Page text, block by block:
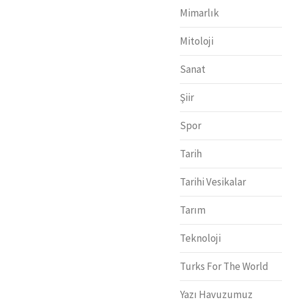
Mimarlık
Mitoloji
Sanat
Şiir
Spor
Tarih
Tarihi Vesikalar
Tarım
Teknoloji
Turks For The World
Yazı Havuzumuz